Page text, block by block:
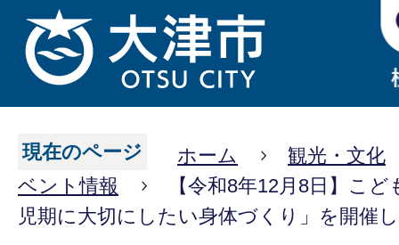
現在のページ ホーム
観光・文化
ベント情報
【令和8年12月8日】こ
児期に大切にしたい身体づくり」を開催